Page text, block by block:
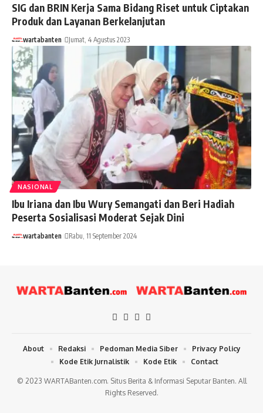
SIG dan BRIN Kerja Sama Bidang Riset untuk Ciptakan
Produk dan Layanan Berkelanjutan
wartabanten Jumat, 4 Agustus 2023
NASIONAL
Ibu Iriana dan Ibu Wury Semangati dan Beri Hadiah
Peserta Sosialisasi Moderat Sejak Dini
wartabanten Rabu, 11 September 2024
© 2023 WARTABanten.com. Situs Berita & Informasi Seputar Banten. All
Rights Reserved.
About Redaksi Pedoman Media Siber
Privacy Policy
Kode Etik Jurnalistik
Kode Etik Contact